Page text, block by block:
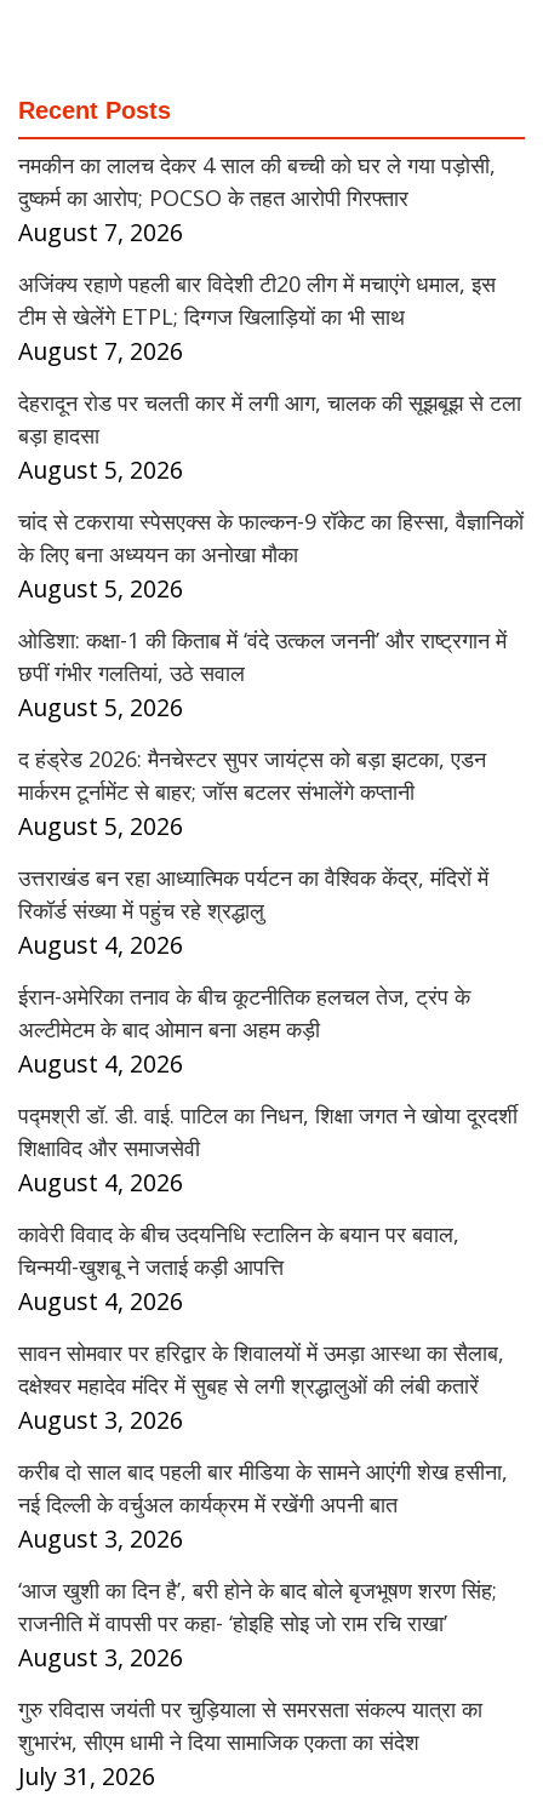
Recent Posts
नमकीन का लालच देकर 4 साल की बच्ची को घर ले गया पड़ोसी,
दुष्कर्म का आरोप; POCSO के तहत आरोपी गिरफ्तार
August 7, 2026
अजिंक्य रहाणे पहली बार विदेशी टी20 लीग में मचाएंगे धमाल, इस
टीम से खेलेंगे ETPL; दिग्गज खिलाड़ियों का भी साथ
August 7, 2026
देहरादून रोड पर चलती कार में लगी आग, चालक की सूझबूझ से टला
बड़ा हादसा
August 5, 2026
चांद से टकराया स्पेसएक्स के फाल्कन-9 रॉकेट का हिस्सा, वैज्ञानिकों
के लिए बना अध्ययन का अनोखा मौका
August 5, 2026
ओडिशा: कक्षा-1 की किताब में ‘वंदे उत्कल जननी’ और राष्ट्रगान में
छपीं गंभीर गलतियां, उठे सवाल
August 5, 2026
द हंड्रेड 2026: मैनचेस्टर सुपर जायंट्स को बड़ा झटका, एडन
मार्करम टूर्नामेंट से बाहर; जॉस बटलर संभालेंगे कप्तानी
August 5, 2026
उत्तराखंड बन रहा आध्यात्मिक पर्यटन का वैश्विक केंद्र, मंदिरों में
रिकॉर्ड संख्या में पहुंच रहे श्रद्धालु
August 4, 2026
ईरान-अमेरिका तनाव के बीच कूटनीतिक हलचल तेज, ट्रंप के
अल्टीमेटम के बाद ओमान बना अहम कड़ी
August 4, 2026
पद्मश्री डॉ. डी. वाई. पाटिल का निधन, शिक्षा जगत ने खोया दूरदर्शी
शिक्षाविद और समाजसेवी
August 4, 2026
कावेरी विवाद के बीच उदयनिधि स्टालिन के बयान पर बवाल,
चिन्मयी-खुशबू ने जताई कड़ी आपत्ति
August 4, 2026
सावन सोमवार पर हरिद्वार के शिवालयों में उमड़ा आस्था का सैलाब,
दक्षेश्वर महादेव मंदिर में सुबह से लगी श्रद्धालुओं की लंबी कतारें
August 3, 2026
करीब दो साल बाद पहली बार मीडिया के सामने आएंगी शेख हसीना,
नई दिल्ली के वर्चुअल कार्यक्रम में रखेंगी अपनी बात
August 3, 2026
‘आज खुशी का दिन है’, बरी होने के बाद बोले बृजभूषण शरण सिंह;
राजनीति में वापसी पर कहा- ‘होइहि सोइ जो राम रचि राखा’
August 3, 2026
गुरु रविदास जयंती पर चुड़ियाला से समरसता संकल्प यात्रा का
शुभारंभ, सीएम धामी ने दिया सामाजिक एकता का संदेश
July 31, 2026